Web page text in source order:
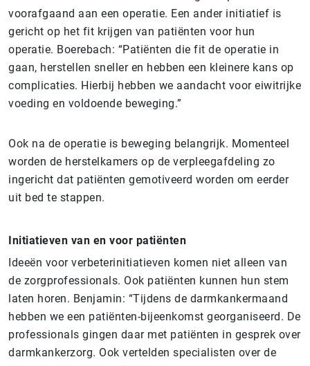
voorafgaand aan een operatie. Een ander initiatief is
gericht op het fit krijgen van patiënten voor hun
operatie. Boerebach: “Patiënten die fit de operatie in
gaan, herstellen sneller en hebben een kleinere kans op
complicaties. Hierbij hebben we aandacht voor eiwitrijke
voeding en voldoende beweging.”
Ook na de operatie is beweging belangrijk. Momenteel
worden de herstelkamers op de verpleegafdeling zo
ingericht dat patiënten gemotiveerd worden om eerder
uit bed te stappen.
Initiatieven van en voor patiënten
Ideeën voor verbeterinitiatieven komen niet alleen van
de zorgprofessionals. Ook patiënten kunnen hun stem
laten horen. Benjamin: “Tijdens de darmkankermaand
hebben we een patiënten-bijeenkomst georganiseerd. De
professionals gingen daar met patiënten in gesprek over
darmkankerzorg. Ook vertelden specialisten over de